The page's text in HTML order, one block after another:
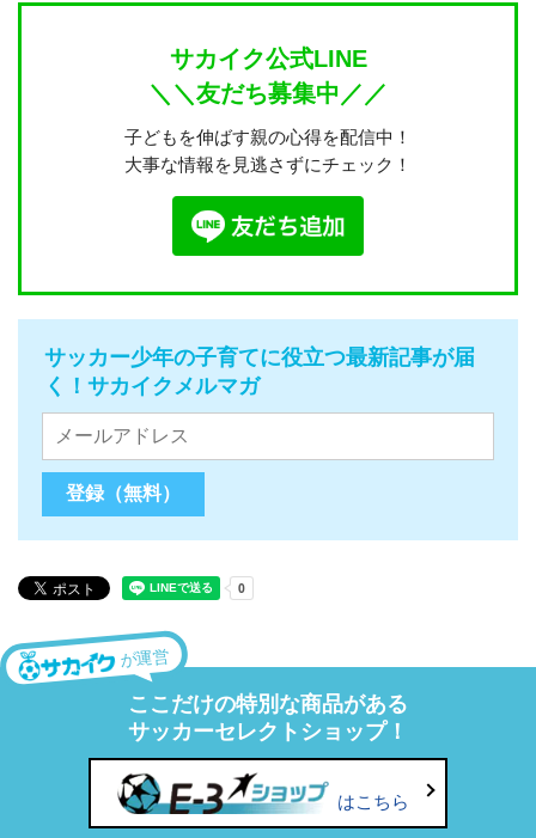
サカイク公式LINE
＼＼友だち募集中／／
子どもを伸ばす親の心得を配信中！
大事な情報を見逃さずにチェック！
サッカー少年の子育てに役立つ最新記事が届
く！サカイクメルマガ
が運営
ここだけの特別な商品がある
サッカーセレクトショップ！
はこちら